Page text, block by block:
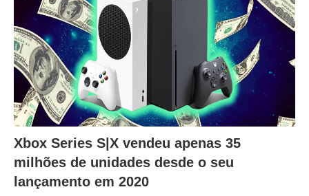
Xbox Series S|X vendeu apenas 35
milhões de unidades desde o seu
lançamento em 2020